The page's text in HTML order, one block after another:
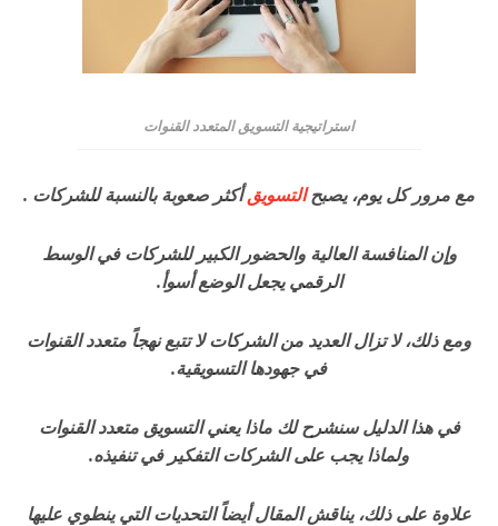
استراتيجية التسويق المتعدد القنوات
مع مرور كل يوم، يصبحالتسويقأكثر صعوبة بالنسبة للشركات .
وإن المنافسة العالية والحضور الكبير للشركات في الوسط
الرقمي يجعل الوضع أسوأ.
ومع ذلك، لا تزال العديد من الشركات لا تتبع نهجاً متعدد القنوات
في جهودها التسويقية.
في هذا الدليل سنشرح لك ماذا يعني التسويق متعدد القنوات
ولماذا يجب على الشركات التفكير في تنفيذه.
علاوة على ذلك، يناقش المقال أيضاً التحديات التي ينطوي عليها